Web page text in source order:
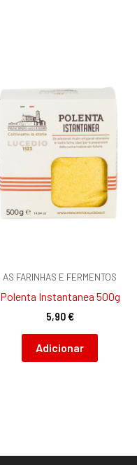
AS FARINHAS E FERMENTOS
Polenta Instantanea 500g
5,90€
Adicionar